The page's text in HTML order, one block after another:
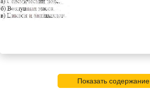
Показать содержание